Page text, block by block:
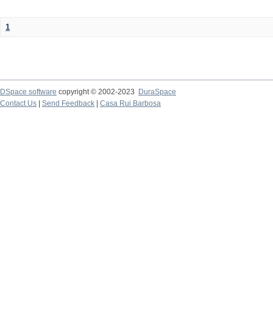
1
DSpace software copyright © 2002-2023
DuraSpace
Contact Us
Send Feedback Casa Rui Barbosa